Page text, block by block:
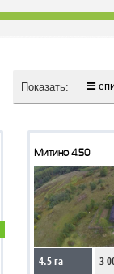
Показать:
Митино 4.50
4.5 га 3